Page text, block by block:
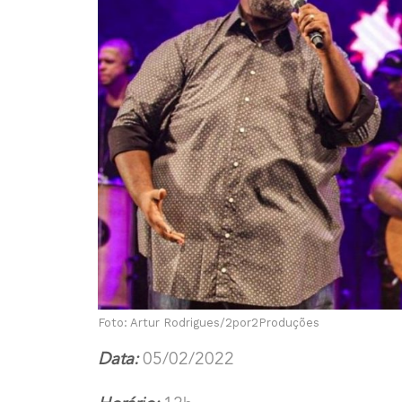
Foto: Artur Rodrigues/2por2Produções
Data: 05/02/2022